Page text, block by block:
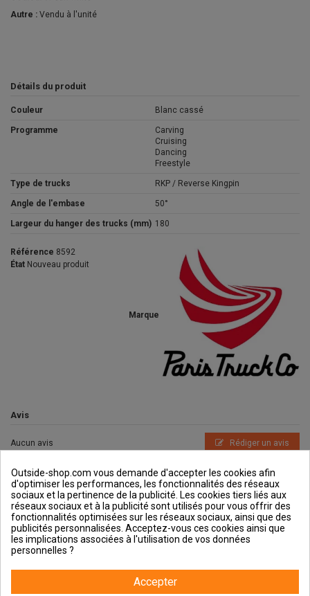
Autre : Vendu à l'unité
Détails du produit
Couleur Blanc cassé
Programme
Carving
Cruising
Dancing
Freestyle
Type de trucks RKP / Reverse Kingpin
Angle de l'embase 50°
Largeur du hanger des trucks (mm) 180
Marque
Référence 8592
État Nouveau produit
Avis
Aucun avis Rédiger un avis
Outside et vous
Contactez-nous
Outside-shop.com vous demande d'accepter les cookies afin
d'optimiser les performances, les fonctionnalités des réseaux
sociaux et la pertinence de la publicité. Les cookies tiers liés aux
réseaux sociaux et à la publicité sont utilisés pour vous offrir des
fonctionnalités optimisées sur les réseaux sociaux, ainsi que des
publicités personnalisées. Acceptez-vous ces cookies ainsi que
les implications associées à l'utilisation de vos données
personnelles ?
Accepter